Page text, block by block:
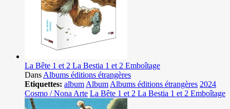
La Bête 1 et 2 La Bestia 1 et 2 Emboîtage
Dans Albums éditions étrangères
Etiquettes: album Album Albums éditions étrangères 2024
Cosmo / Nona Arte La Bête 1 et 2 La Bestia 1 et 2 Emboîtage